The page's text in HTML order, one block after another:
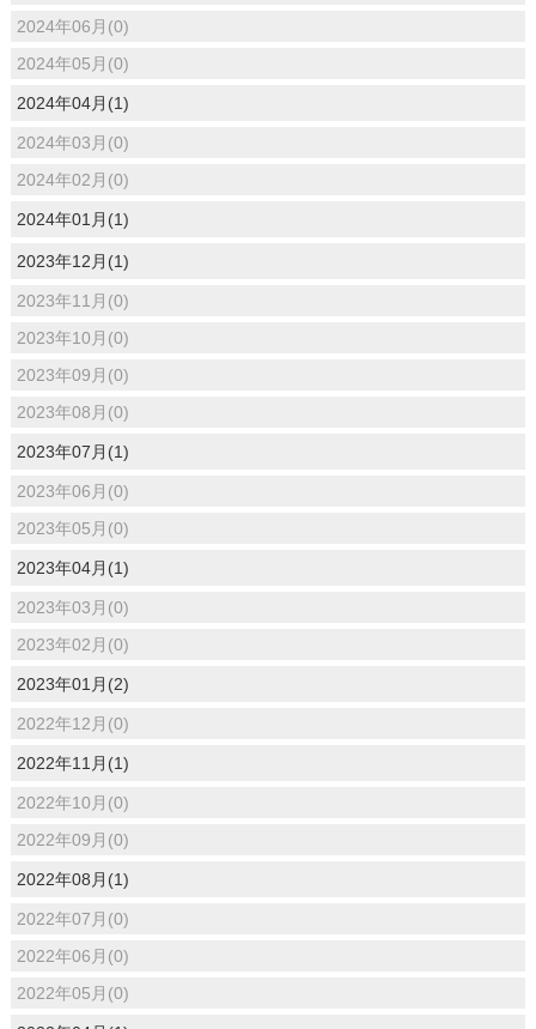
2024年06月(0)
2024年05月(0)
2024年04月(1)
2024年03月(0)
2024年02月(0)
2024年01月(1)
2023年12月(1)
2023年11月(0)
2023年10月(0)
2023年09月(0)
2023年08月(0)
2023年07月(1)
2023年06月(0)
2023年05月(0)
2023年04月(1)
2023年03月(0)
2023年02月(0)
2023年01月(2)
2022年12月(0)
2022年11月(1)
2022年10月(0)
2022年09月(0)
2022年08月(1)
2022年07月(0)
2022年06月(0)
2022年05月(0)